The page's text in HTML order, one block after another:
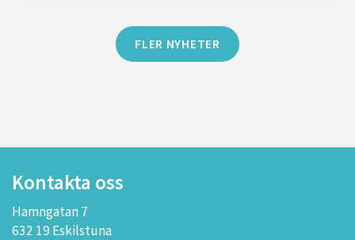
FLER NYHETER
Kontakta oss
Hamngatan 7
632 19 Eskilstuna